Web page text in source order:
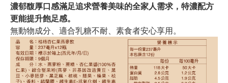
濃郁馥厚口感滿足追求營養美味的全家人需求，特濃配方
更能提升飽足感。
無動物成分、適合乳糖不耐、素食者安心享用。